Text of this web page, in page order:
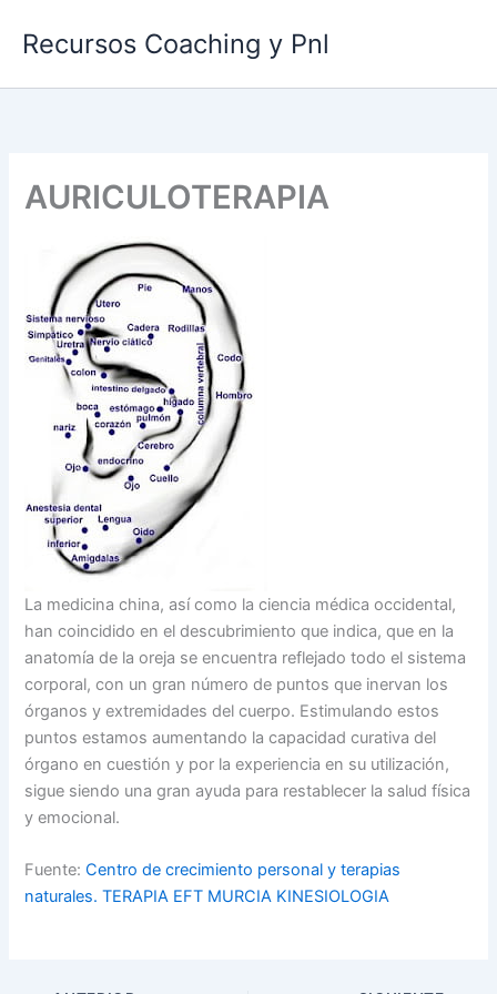
Recursos Coaching y Pnl
AURICULOTERAPIA
La medicina china, así como la ciencia médica occidental,
han coincidido en el descubrimiento que indica, que en la
anatomía de la oreja se encuentra reflejado todo el sistema
corporal, con un gran número de puntos que inervan los
órganos y extremidades del cuerpo. Estimulando estos
puntos estamos aumentando la capacidad curativa del
órgano en cuestión y por la experiencia en su utilización,
sigue siendo una gran ayuda para restablecer la salud física
y emocional.
Fuente:Centro de crecimiento personal y terapias
naturales. TERAPIA EFT MURCIA KINESIOLOGIA